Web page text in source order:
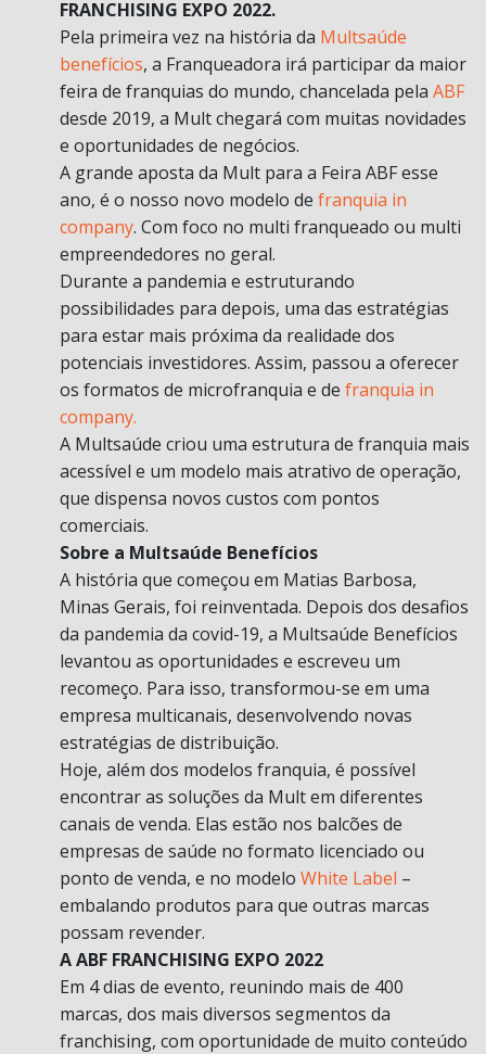
FRANCHISING EXPO 2022.
Pela primeira vez na história da Multsaúde
benefícios, a Franqueadora irá participar da maior
feira de franquias do mundo, chancelada pela ABF
desde 2019, a Mult chegará com muitas novidades
e oportunidades de negócios.
A grande aposta da Mult para a Feira ABF esse
ano, é o nosso novo modelo de franquia in
company. Com foco no multi franqueado ou multi
empreendedores no geral.
Durante a pandemia e estruturando
possibilidades para depois, uma das estratégias
para estar mais próxima da realidade dos
potenciais investidores. Assim, passou a oferecer
os formatos de microfranquia e de franquia in
company.
A Multsaúde criou uma estrutura de franquia mais
acessível e um modelo mais atrativo de operação,
que dispensa novos custos com pontos
comerciais.
Sobre a Multsaúde Benefícios
A história que começou em Matias Barbosa,
Minas Gerais, foi reinventada. Depois dos desafios
da pandemia da covid-19, a Multsaúde Benefícios
levantou as oportunidades e escreveu um
recomeço. Para isso, transformou-se em uma
empresa multicanais, desenvolvendo novas
estratégias de distribuição.
Hoje, além dos modelos franquia, é possível
encontrar as soluções da Mult em diferentes
canais de venda. Elas estão nos balcões de
empresas de saúde no formato licenciado ou
ponto de venda, e no modelo White Label –
embalando produtos para que outras marcas
possam revender.
A ABF FRANCHISING EXPO 2022
Em 4 dias de evento, reunindo mais de 400
marcas, dos mais diversos segmentos da
franchising, com oportunidade de muito conteúdo